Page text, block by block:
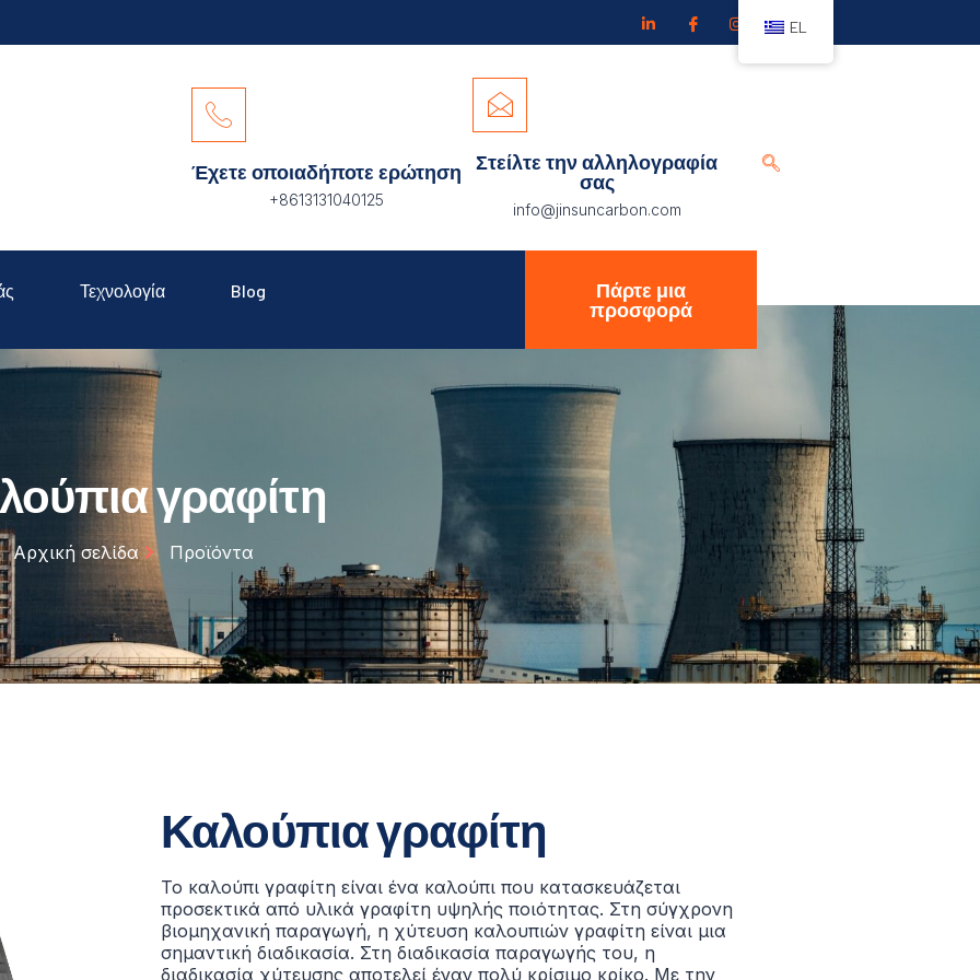
Έχετε οποιαδήποτε ερώτηση
+8613131040125
Στείλτε την αλληλογραφία
σας
info@jinsuncarbon.com
Τεχνολογία Blog
Πάρτε μια
προσφορά
γραφίτη
Αρχική σελίδα Προϊόντα
Καλούπια γραφίτη
Το καλούπι γραφίτη είναι ένα καλούπι που κατασκευάζεται
προσεκτικά από υλικά γραφίτη υψηλής ποιότητας. Στη σύγχρονη
βιομηχανική παραγωγή, η χύτευση καλουπιών γραφίτη είναι μια
σημαντική διαδικασία. Στη διαδικασία παραγωγής του, η
διαδικασία χύτευσης αποτελεί έναν πολύ κρίσιμο κρίκο. Με την
EL